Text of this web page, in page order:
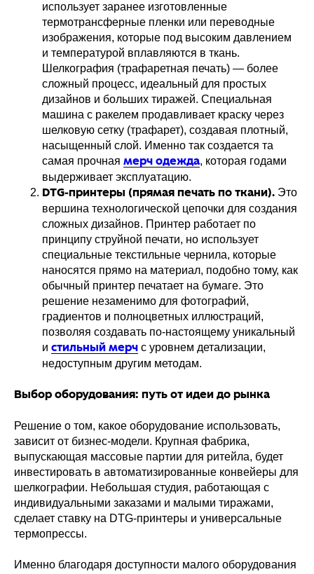
использует заранее изготовленные
термотрансферные пленки или переводные
изображения, которые под высоким давлением
и температурой вплавляются в ткань.
Шелкография (трафаретная печать) — более
сложный процесс, идеальный для простых
дизайнов и больших тиражей. Специальная
машина с ракелем продавливает краску через
шелковую сетку (трафарет), создавая плотный,
насыщенный слой. Именно так создается та
самая прочная мерч одежда, которая годами
выдерживает эксплуатацию.
DTG-принтеры (прямая печать по ткани). Это
вершина технологической цепочки для создания
сложных дизайнов. Принтер работает по
принципу струйной печати, но использует
специальные текстильные чернила, которые
наносятся прямо на материал, подобно тому, как
обычный принтер печатает на бумаге. Это
решение незаменимо для фотографий,
градиентов и полноцветных иллюстраций,
позволяя создавать по-настоящему уникальный
и стильный мерч с уровнем детализации,
недоступным другим методам.
Выбор оборудования: путь от идеи до рынка
Решение о том, какое оборудование использовать,
зависит от бизнес-модели. Крупная фабрика,
выпускающая массовые партии для ритейла, будет
инвестировать в автоматизированные конвейеры для
шелкографии. Небольшая студия, работающая с
индивидуальными заказами и малыми тиражами,
сделает ставку на DTG-принтеры и универсальные
термопрессы.
Именно благодаря доступности малого оборудования